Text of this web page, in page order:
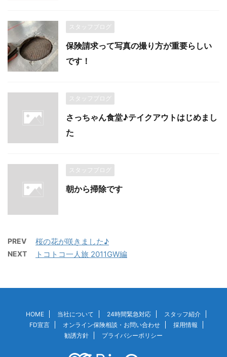
スタッフブログ
保険請求って写真の撮り方が重要らしい
です！
スタッフブログ
さっちゃん食堂♪テイクアウトはじめまし
た
スタッフブログ
朝から掃除です
PREV 桜の花が咲きました♪
NEXT トコトコ一人旅 2011GW編
HOME 当社について 24時間緊急対応
スタッフ紹介
FD宣言
オンライン保険相談・お問い合わせ
採用情報
勧誘方針
プライバシーポリシー